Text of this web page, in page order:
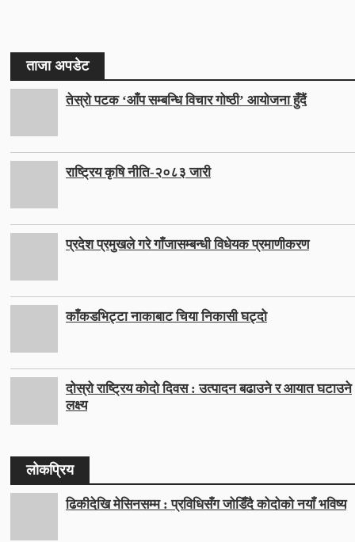
ताजा अपडेट
तेस्रो पटक ‘आँप सम्बन्धि विचार गोष्ठी’ आयोजना हुँदैं
राष्ट्रिय कृषि नीति-२०८३ जारी
प्रदेश प्रमुखले गरे गाँजासम्बन्धी विधेयक प्रमाणीकरण
काँकडभिट्टा नाकाबाट चिया निकासी घट्दो
दोस्रो राष्ट्रिय कोदो दिवस : उत्पादन बढाउने र आयात घटाउने
लक्ष्य
लोकप्रिय
ढिकीदेखि मेसिनसम्म : प्रविधिसँग जोडिँदै कोदोको नयाँ भविष्य